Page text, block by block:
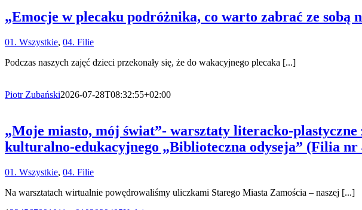
„Emocje w plecaku podróżnika, co warto zabrać ze sobą
01. Wszystkie, 04. Filie
Podczas naszych zajęć dzieci przekonały się, że do wakacyjnego plecaka [...]
Piotr Zubański2026-07-28T08:32:55+02:00
„Moje miasto, mój świat”- warsztaty literacko-
kulturalno-edukacyjnego „Biblioteczna odyseja” (Filia nr
01. Wszystkie, 04. Filie
Na warsztatach wirtualnie powędrowaliśmy uliczkami Starego Miasta Zamościa – naszej [...]